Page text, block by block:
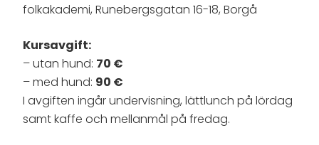
folkakademi, Runebergsgatan 16-18, Borgå
Kursavgift:
– utan hund: 70 €
– med hund: 90 €
I avgiften ingår undervisning, lättlunch på lördag
samt kaffe och mellanmål på fredag.